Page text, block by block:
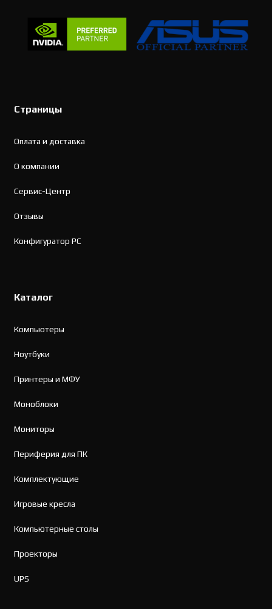
Страницы
Оплата и доставка
О компании
Сервис-Центр
Отзывы
Конфигуратор PC
Каталог
Компьютеры
Ноутбуки
Принтеры и МФУ
Моноблоки
Мониторы
Периферия для ПК
Комплектующие
Игровые кресла
Компьютерные столы
Проекторы
UPS